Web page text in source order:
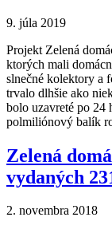
9. júla 2019
Projekt Zelená
ktorých mali
slnečné kolektory a
trvalo dlhšie ako
bolo uzavreté po 24
polmiliónový balík
Zelená
vydaných
2. novembra 2018